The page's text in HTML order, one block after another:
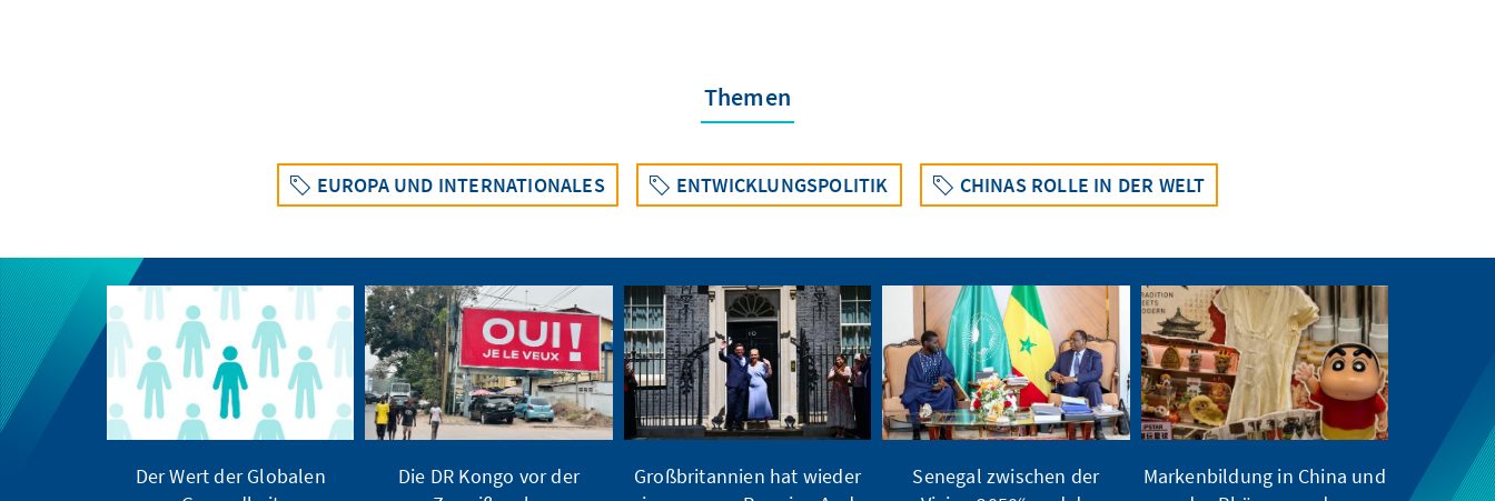
Themen
EUROPA UND INTERNATIONALES ENTWICKLUNGSPOLITIK CHINAS ROLLE IN DER WELT
Der Wert der Globalen
Die DR Kongo vor der
Großbritannien hat wieder
Senegal zwischen der
Markenbildung in China und